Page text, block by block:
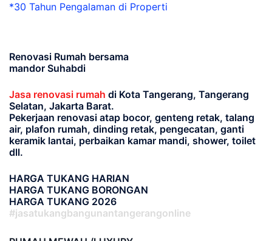
*30 Tahun Pengalaman di Properti
Renovasi Rumah bersama
mandor Suhabdi
Jasa renovasi rumah di Kota Tangerang, Tangerang
Selatan, Jakarta Barat.
Pekerjaan renovasi atap bocor, genteng retak, talang
air, plafon rumah, dinding retak, pengecatan, ganti
keramik lantai, perbaikan kamar mandi, shower, toilet
dll.
HARGA TUKANG HARIAN
HARGA TUKANG BORONGAN
HARGA TUKANG 2026
#jasatukangbangunantangerangonline